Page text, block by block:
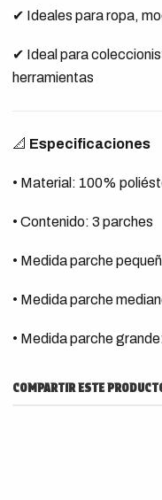
✔ Ideales para ropa,
✔ Ideal para
herramientas
📐 Especificaciones
• Material: 100%
• Contenido: 3 parches
• Medida parche
• Medida parche
• Medida parche
COMPARTIR ESTE